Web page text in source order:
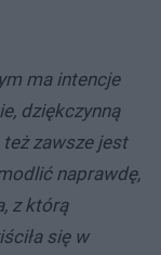
ma intencje
dziękczynną
też zawsze jest
naprawdę,
z którą
się w